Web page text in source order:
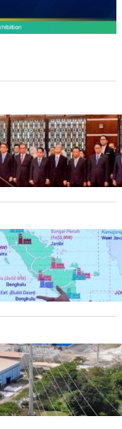
Kepala Badan
Bumi untuk
Pemerintah